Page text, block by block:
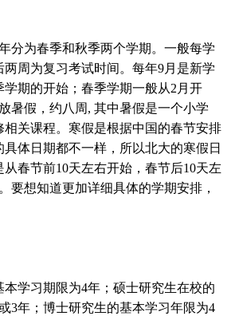
分为春季和秋季两个学期。一般每学
两周为复习考试时间。每年9月是新学
期的开始；春季学期一般从2 月开
暑假，约八周, 其中暑假是一个小学
相关课程。寒假是根据中国的春节安排
体日期都不一样，所以北大的寒假日
从春节前10天左右开始，春节后10天左
要想知道更加详细具体的学期安排，
本学习期限为4年；硕士研究生在校的
3年；博士研究生的基本学习年限为4